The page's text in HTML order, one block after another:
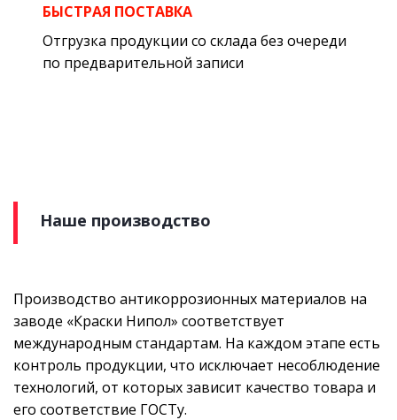
БЫСТРАЯ ПОСТАВКА
Отгрузка продукции со склада без очереди
по предварительной записи
Наше производство
Производство антикоррозионных материалов на
заводе «Краски Нипол» соответствует
международным стандартам. На каждом этапе есть
контроль продукции, что исключает несоблюдение
технологий, от которых зависит качество товара и
его соответствие ГОСТу.